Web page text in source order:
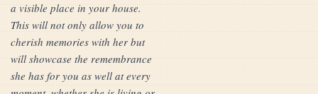
a visible place in your house.
This will not only allow you to
cherish memories with her but
will showcase the remembrance
she has for you as well at every